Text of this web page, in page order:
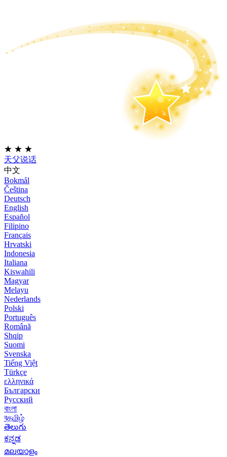
★ ★ ★
天父说话
中文
Bokmål
Čeština
Deutsch
English
Español
Filipino
Français
Hrvatski
Indonesia
Italiana
Kiswahili
Magyar
Melayu
Nederlands
Polski
Português
Română
Shqip
Suomi
Svenska
Tiếng Việt
Türkçe
ελληνικά
Български
Русский
বাংলা
বதமிழ்
తెలుగు
ಕನ್ನಡ
മലയാളം